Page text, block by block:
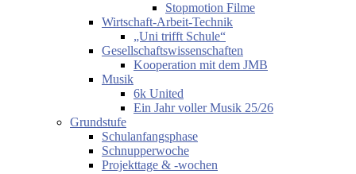
Stopmotion Filme
Wirtschaft-Arbeit-Technik
„Uni trifft Schule“
Gesellschaftswissenschaften
Kooperation mit dem JMB
Musik
6k United
Ein Jahr voller Musik 25/26
Grundstufe
Schulanfangsphase
Schnupperwoche
Projekttage & -wochen